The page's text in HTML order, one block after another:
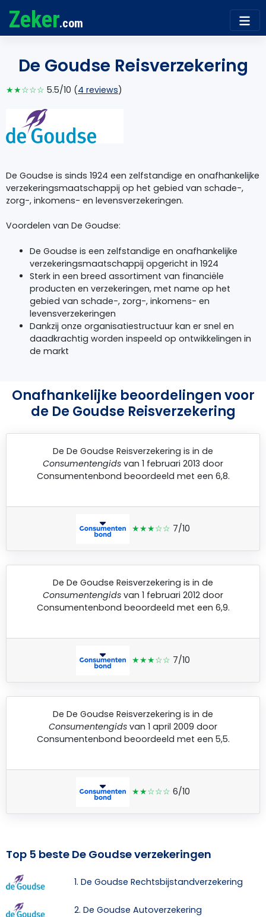
Zeker.com
De Goudse Reisverzekering
★★☆☆☆ 5.5/10 (4 reviews)
De Goudse is sinds 1924 een zelfstandige en onafhankelijke
verzekeringsmaatschappij op het gebied van schade-,
zorg-, inkomens- en levensverzekeringen.
Voordelen van De Goudse:
De Goudse is een zelfstandige en onafhankelijke
verzekeringsmaatschappij opgericht in 1924
Sterk in een breed assortiment van financiële
producten en verzekeringen, met name op het
gebied van schade-, zorg-, inkomens- en
levensverzekeringen
Dankzij onze organisatiestructuur kan er snel en
daadkrachtig worden inspeeld op ontwikkelingen in
de markt
Onafhankelijke beoordelingen voor
de De Goudse Reisverzekering
De De Goudse Reisverzekering is in de
Consumentengids van 1 februari 2013 door
Consumentenbond beoordeeld met een 6,8.
★★★☆☆ 7/10
De De Goudse Reisverzekering is in de
Consumentengids van 1 februari 2012 door
Consumentenbond beoordeeld met een 6,9.
★★★☆☆ 7/10
De De Goudse Reisverzekering is in de
Consumentengids van 1 april 2009 door
Consumentenbond beoordeeld met een 5,5.
★★☆☆☆ 6/10
Top 5 beste De Goudse verzekeringen
1. De Goudse Rechtsbijstandverzekering
2. De Goudse Autoverzekering